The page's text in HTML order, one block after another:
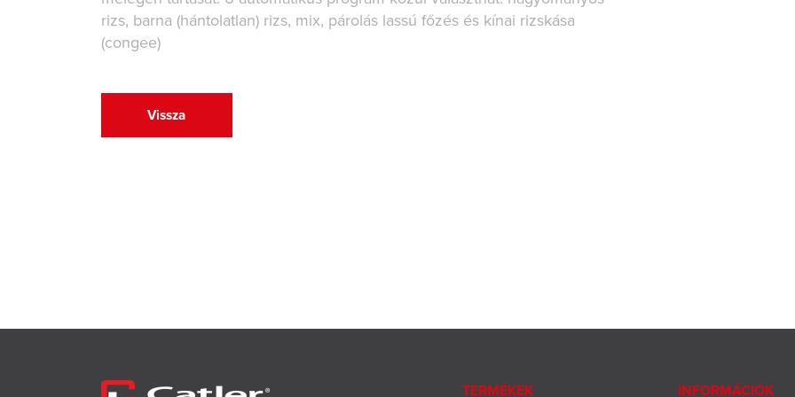
rizs, barna (hántolatlan) rizs, mix, párolás lassú főzés és kínai rizskása
(congee)
Vissza
TERMÉKEK INFORMÁCIÓK